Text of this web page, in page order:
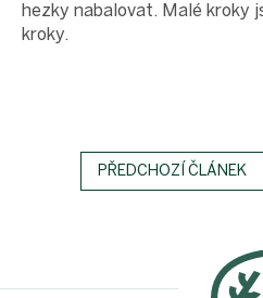
hezky nabalovat. Malé kroky
kroky.
PŘEDCHOZÍ ČLÁNEK